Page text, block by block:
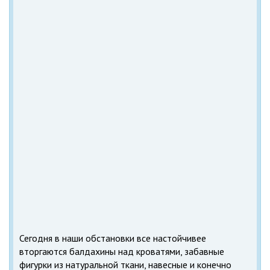
Сегодня в наши обстановки все настойчивее
вторгаются балдахины над кроватями, забавные
фигурки из натуральной ткани, навесные и конечно